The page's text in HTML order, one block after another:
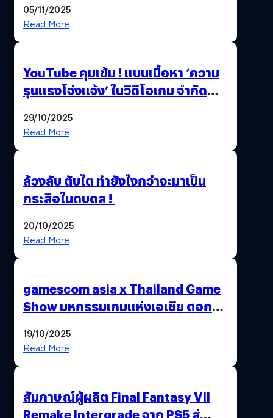
Thailand Game Show 2025 ทะลุ 15
05/11/2025
Read More
YouTube คุมเข้ม ! แบนเนื้อหา ‘ความ
รุนแรงโจ่งแจ้ง’ ในวิดีโอเกม จำกัด
29/10/2025
Read More
ล้วงลับ ตับไต ทำยังไงกว่าจะมาเป็น
กระสือในดบดล !
20/10/2025
Read More
gamescom asia x Thailand Game
Show มหกรรมเกมแห่งเอเชีย ตอกย้ำ
พาณิชย์ร่วมชูความสำเร็จ
19/10/2025
Read More
สัมภาษณ์ผู้ผลิต Final Fantasy VII
Remake Intergrade จาก PS5 สู่